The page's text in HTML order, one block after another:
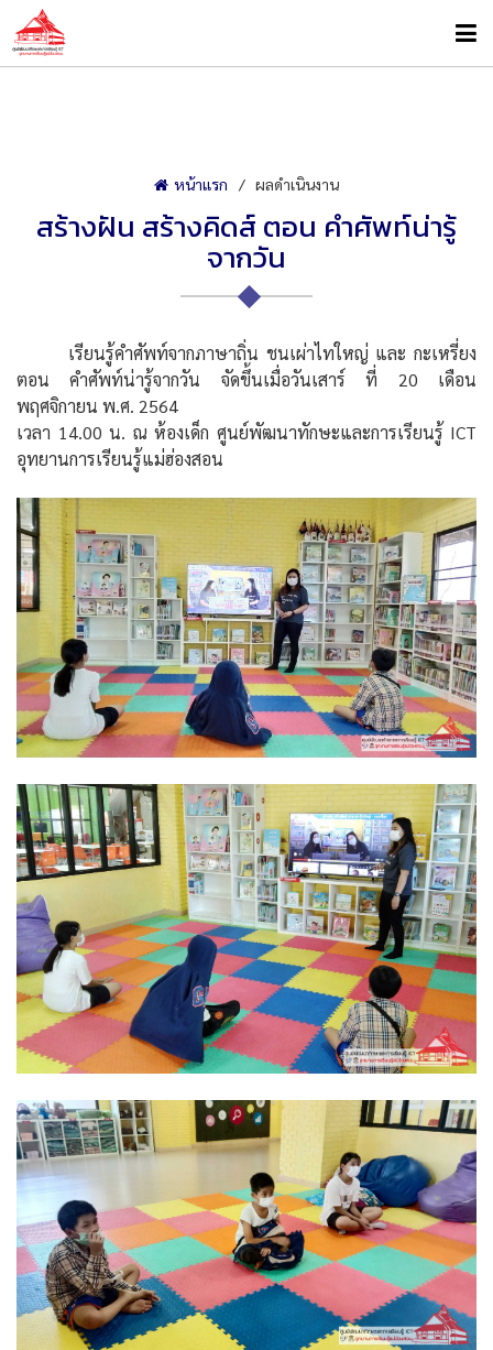
หน้าแรก ผลดำเนินงาน
สร้างฝัน สร้างคิดส์ ตอน คำศัพท์น่ารู้
จากวัน
เรียนรู้คำศัพท์จากภาษาถิ่น ชนเผ่าไทใหญ่ และ กะเหรี่ยง
ตอน คำศัพท์น่ารู้จากวัน จัดขึ้นเมื่อวันเสาร์ ที่ 20 เดือน
พฤศจิกายน พ.ศ. 2564
เวลา 14.00 น. ณ ห้องเด็ก ศูนย์พัฒนาทักษะและการเรียนรู้ ICT
อุทยานการเรียนรู้แม่ฮ่องสอน